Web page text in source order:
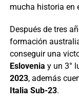
mucha historia en
Después de tres
formación
conseguir una
Eslovenia y un 3°
2023, además
Italia Sub-23.